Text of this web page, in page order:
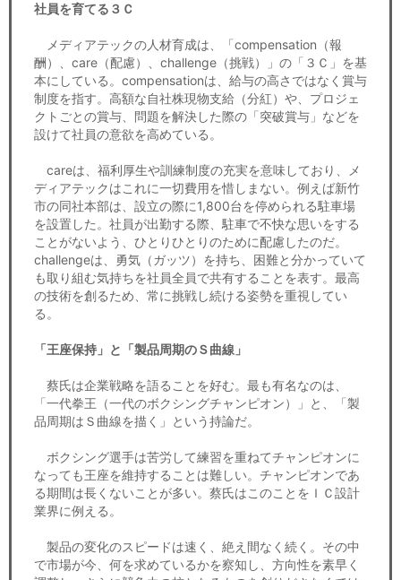
社員を育てる３Ｃ
メディアテックの人材育成は、「compensation（報
酬）、care（配慮）、challenge（挑戦）」の「３Ｃ」を基
本にしている。compensationは、給与の高さではなく賞与
制度を指す。高額な自社株現物支給（分紅）や、プロジェ
クトごとの賞与、問題を解決した際の「突破賞与」などを
設けて社員の意欲を高めている。
careは、福利厚生や訓練制度の充実を意味しており、メ
ディアテックはこれに一切費用を惜しまない。例えば新竹
市の同社本部は、設立の際に1,800台を停められる駐車場
を設置した。社員が出勤する際、駐車で不快な思いをする
ことがないよう、ひとりひとりのために配慮したのだ。
challengeは、勇気（ガッツ）を持ち、困難と分かっていて
も取り組む気持ちを社員全員で共有することを表す。最高
の技術を創るため、常に挑戦し続ける姿勢を重視してい
る。
「王座保持」と「製品周期のＳ曲線」
蔡氏は企業戦略を語ることを好む。最も有名なのは、
「一代拳王（一代のボクシングチャンピオン）」と、「製
品周期はＳ曲線を描く」という持論だ。
ボクシング選手は苦労して練習を重ねてチャンピオンに
なっても王座を維持することは難しい。チャンピオンであ
る期間は長くないことが多い。蔡氏はこのことをＩＣ設計
業界に例える。
製品の変化のスピードは速く、絶え間なく続く。その中
で市場が今、何を求めているかを察知し、方向性を素早く